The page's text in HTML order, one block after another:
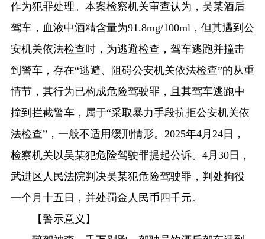
作为犯罪处理。本案检察机关审查认为，吴某酒后
驾车，血液中酒精含量为91.8mg/100ml，但其遇到公
安机关依法检查时，为逃避检查，驾车逃跑并撞击
到警车，存在“逃避、阻碍公安机关依法检查”的从重
情节，其行为已构成危险驾驶罪，且其驾车逃跑中
撞到拦截警车，属于“采取暴力手段抗拒公安机关依
法检查”，一般不适用缓刑情形。2025年4月24日，
检察机关以吴某犯危险驾驶罪提起公诉。4月30日，
武进区人民法院判决吴某犯危险驾驶罪，判处拘役
一个月十五日，并处罚金人民币四千元。
【警示意义】